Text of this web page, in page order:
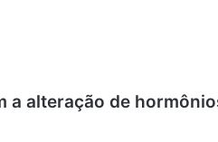
a alteração de